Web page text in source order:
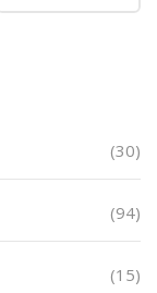
(30)
(94)
(15)